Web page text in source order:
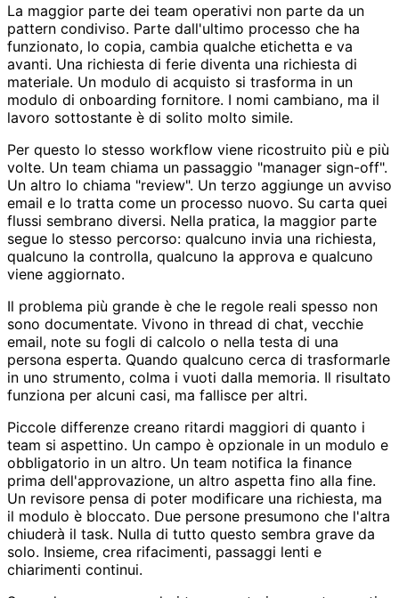
La maggior parte dei team operativi non parte da un
pattern condiviso. Parte dall'ultimo processo che ha
funzionato, lo copia, cambia qualche etichetta e va
avanti. Una richiesta di ferie diventa una richiesta di
materiale. Un modulo di acquisto si trasforma in un
modulo di onboarding fornitore. I nomi cambiano, ma il
lavoro sottostante è di solito molto simile.
Per questo lo stesso workflow viene ricostruito più e più
volte. Un team chiama un passaggio "manager sign-off".
Un altro lo chiama "review". Un terzo aggiunge un avviso
email e lo tratta come un processo nuovo. Su carta quei
flussi sembrano diversi. Nella pratica, la maggior parte
segue lo stesso percorso: qualcuno invia una richiesta,
qualcuno la controlla, qualcuno la approva e qualcuno
viene aggiornato.
Il problema più grande è che le regole reali spesso non
sono documentate. Vivono in thread di chat, vecchie
email, note su fogli di calcolo o nella testa di una
persona esperta. Quando qualcuno cerca di trasformarle
in uno strumento, colma i vuoti dalla memoria. Il risultato
funziona per alcuni casi, ma fallisce per altri.
Piccole differenze creano ritardi maggiori di quanto i
team si aspettino. Un campo è opzionale in un modulo e
obbligatorio in un altro. Un team notifica la finance
prima dell'approvazione, un altro aspetta fino alla fine.
Un revisore pensa di poter modificare una richiesta, ma
il modulo è bloccato. Due persone presumono che l'altra
chiuderà il task. Nulla di tutto questo sembra grave da
solo. Insieme, crea rifacimenti, passaggi lenti e
chiarimenti continui.